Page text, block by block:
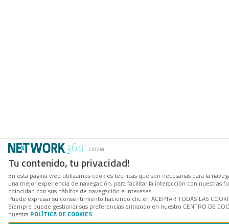
Tu contenido, tu privacidad!
En esta página web utilizamos cookies técnicas que son necesarias para la
una mejor experiencia de navegación, para facilitar la interacción con
coincidan con sus hábitos de navegación e intereses.
Puede expresar su consentimiento haciendo clic en ACEPTAR TODAS LAS
Siempre puede gestionar sus preferencias entrando en nuestro CENTRO DE
nuestra POLÍTICA DE COOKIES.